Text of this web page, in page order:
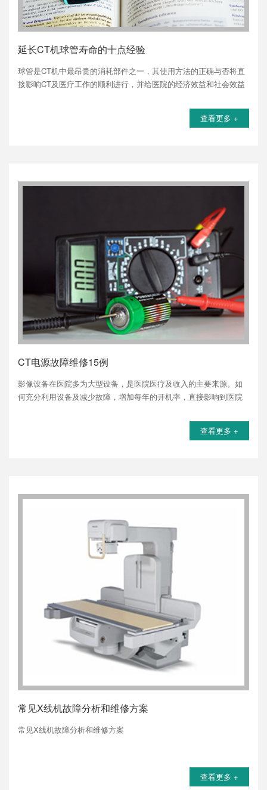
延长CT机球管寿命的十点经验
球管是CT机中最昂贵的消耗部件之一，其使用方法的正确与否将直
接影响CT及医疗工作的顺利进行，并给医院的经济效益和社会效益
起着不可忽视的作用。现将影响CT球管寿命的要素归纳如下。
查看更多 +
CT电源故障维修15例
影像设备在医院多为大型设备，是医院医疗及收入的主要来源。如
何充分利用设备及减少故障，增加每年的开机率，直接影响到医院
查看更多 +
常见X线机故障分析和维修方案
常见X线机故障分析和维修方案
查看更多 +